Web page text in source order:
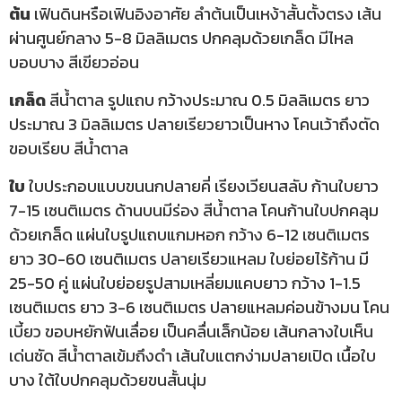
ต้น เฟินดินหรือเฟินอิงอาศัย ลำต้นเป็นเหง้าสั้นตั้งตรง เส้น
ผ่านศูนย์กลาง 5-8 มิลลิเมตร ปกคลุมด้วยเกล็ด มีไหล
บอบบาง สีเขียวอ่อน
เกล็ดสีน้ำตาล รูปแถบ กว้างประมาณ 0.5 มิลลิเมตร ยาว
ประมาณ 3 มิลลิเมตร ปลายเรียวยาวเป็นหาง โคนเว้าถึงตัด
ขอบเรียบ สีน้ำตาล
ใบใบประกอบแบบขนนกปลายคี่ เรียงเวียนสลับ ก้านใบยาว
7-15 เซนติเมตร ด้านบนมีร่อง สีน้ำตาล โคนก้านใบปกคลุม
ด้วยเกล็ด แผ่นใบรูปแถบแกมหอก กว้าง 6-12 เซนติเมตร
ยาว 30-60 เซนติเมตร ปลายเรียวแหลม ใบย่อยไร้ก้าน มี
25-50 คู่ แผ่นใบย่อยรูปสามเหลี่ยมแคบยาว กว้าง 1-1.5
เซนติเมตร ยาว 3-6 เซนติเมตร ปลายแหลมค่อนข้างมน โคน
เบี้ยว ขอบหยักฟันเลื่อย เป็นคลื่นเล็กน้อย เส้นกลางใบเห็น
เด่นชัด สีน้ำตาลเข้มถึงดำ เส้นใบแตกง่ามปลายเปิด เนื้อใบ
บาง ใต้ใบปกคลุมด้วยขนสั้นนุ่ม